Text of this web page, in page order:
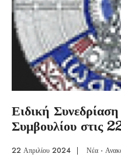
Ειδική
Συμβουλίου στις
22 Απριλίου 2024 | Νέα -